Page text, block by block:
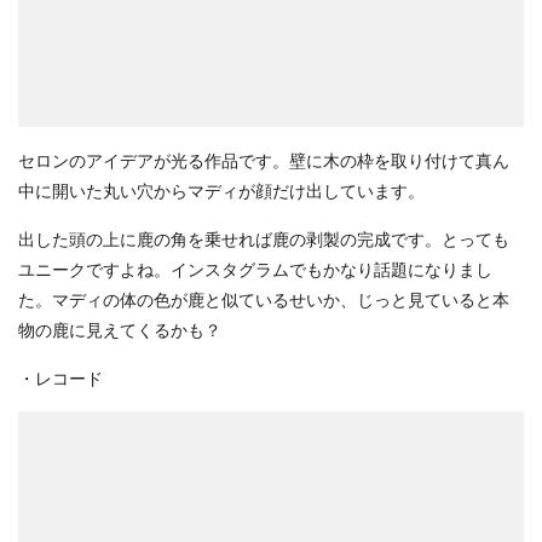
セロンのアイデアが光る作品です。壁に木の枠を取り付けて真ん
中に開いた丸い穴からマディが顔だけ出しています。
出した頭の上に鹿の角を乗せれば鹿の剥製の完成です。とっても
ユニークですよね。インスタグラムでもかなり話題になりまし
た。マディの体の色が鹿と似ているせいか、じっと見ていると本
物の鹿に見えてくるかも？
・レコード